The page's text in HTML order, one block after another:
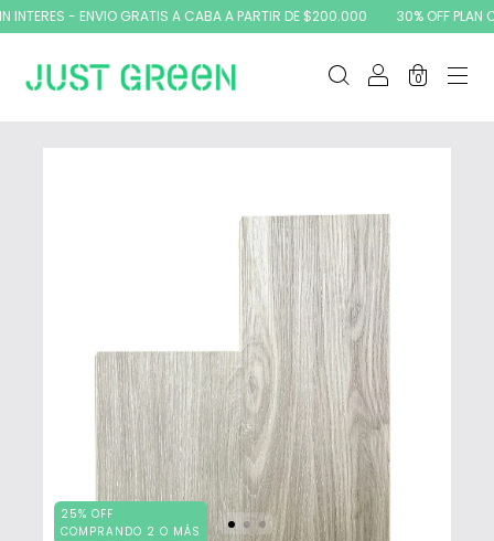
- ENVIO GRATIS A CABA A PARTIR DE $200.000 30% OFF PLAN
0
25% OFF
COMPRANDO 2 O MÁS